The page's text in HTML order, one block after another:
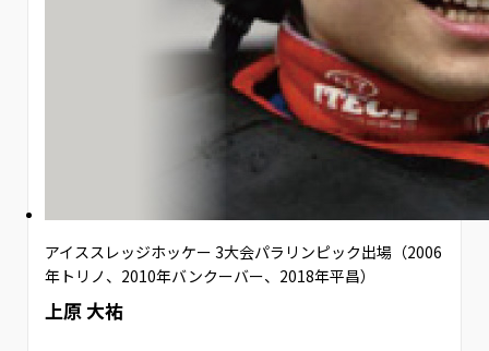
アイススレッジホッケー 3大会パラリンピック出場（2006
年トリノ、2010年バンクーバー、2018年平昌）
上原 大祐